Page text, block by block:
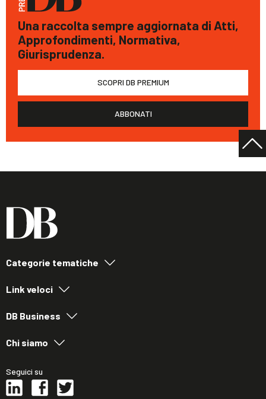
Una raccolta sempre aggiornata di Atti,
Approfondimenti, Normativa,
Giurisprudenza.
SCOPRI DB PREMIUM
ABBONATI
Categorie tematiche
Link veloci
DB Business
Chi siamo
Seguici su